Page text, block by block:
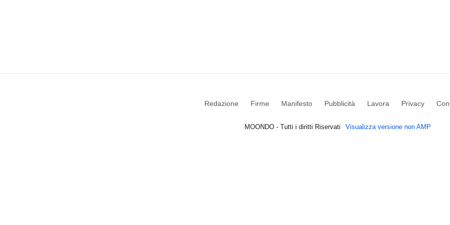
Redazione Firme Manifesto Pubblicità Lavora Privacy
MOONDO - Tutti i diritti Riservati Visualizza versione non AMP